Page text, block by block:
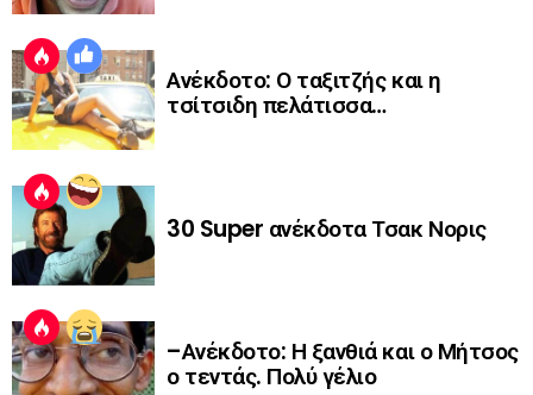
Ανέκδοτο: Ο ταξιτζής και η
τσίτσιδη πελάτισσα…
30 Super ανέκδοτα Τσακ Νορις
–Ανέκδοτο: Η ξανθιά και ο Μήτσος
ο τεντάς. Πολύ γέλιο